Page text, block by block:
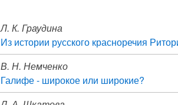
Л. К. Граудина
Из истории русского красноречия
В. Н. Немченко
Галифе - широкое или широкие?